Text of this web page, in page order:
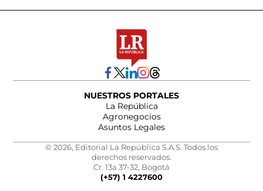
NUESTROS PORTALES
La República
Agronegocios
Asuntos Legales
© 2026, Editorial La República S.A.S. Todos los
derechos reservados.
Cr. 13a 37-32, Bogotá
(+57) 1 4227600